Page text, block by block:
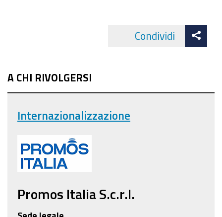
Condividi
A CHI RIVOLGERSI
Internazionalizzazione
Promos Italia S.c.r.l.
Sede legale